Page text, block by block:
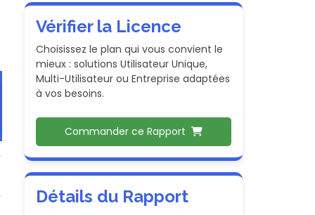
Vérifier la Licence
Choisissez le plan qui vous convient le
mieux : solutions Utilisateur Unique,
Multi-Utilisateur ou Entreprise adaptées
à vos besoins.
Commander ce Rapport
Détails du Rapport